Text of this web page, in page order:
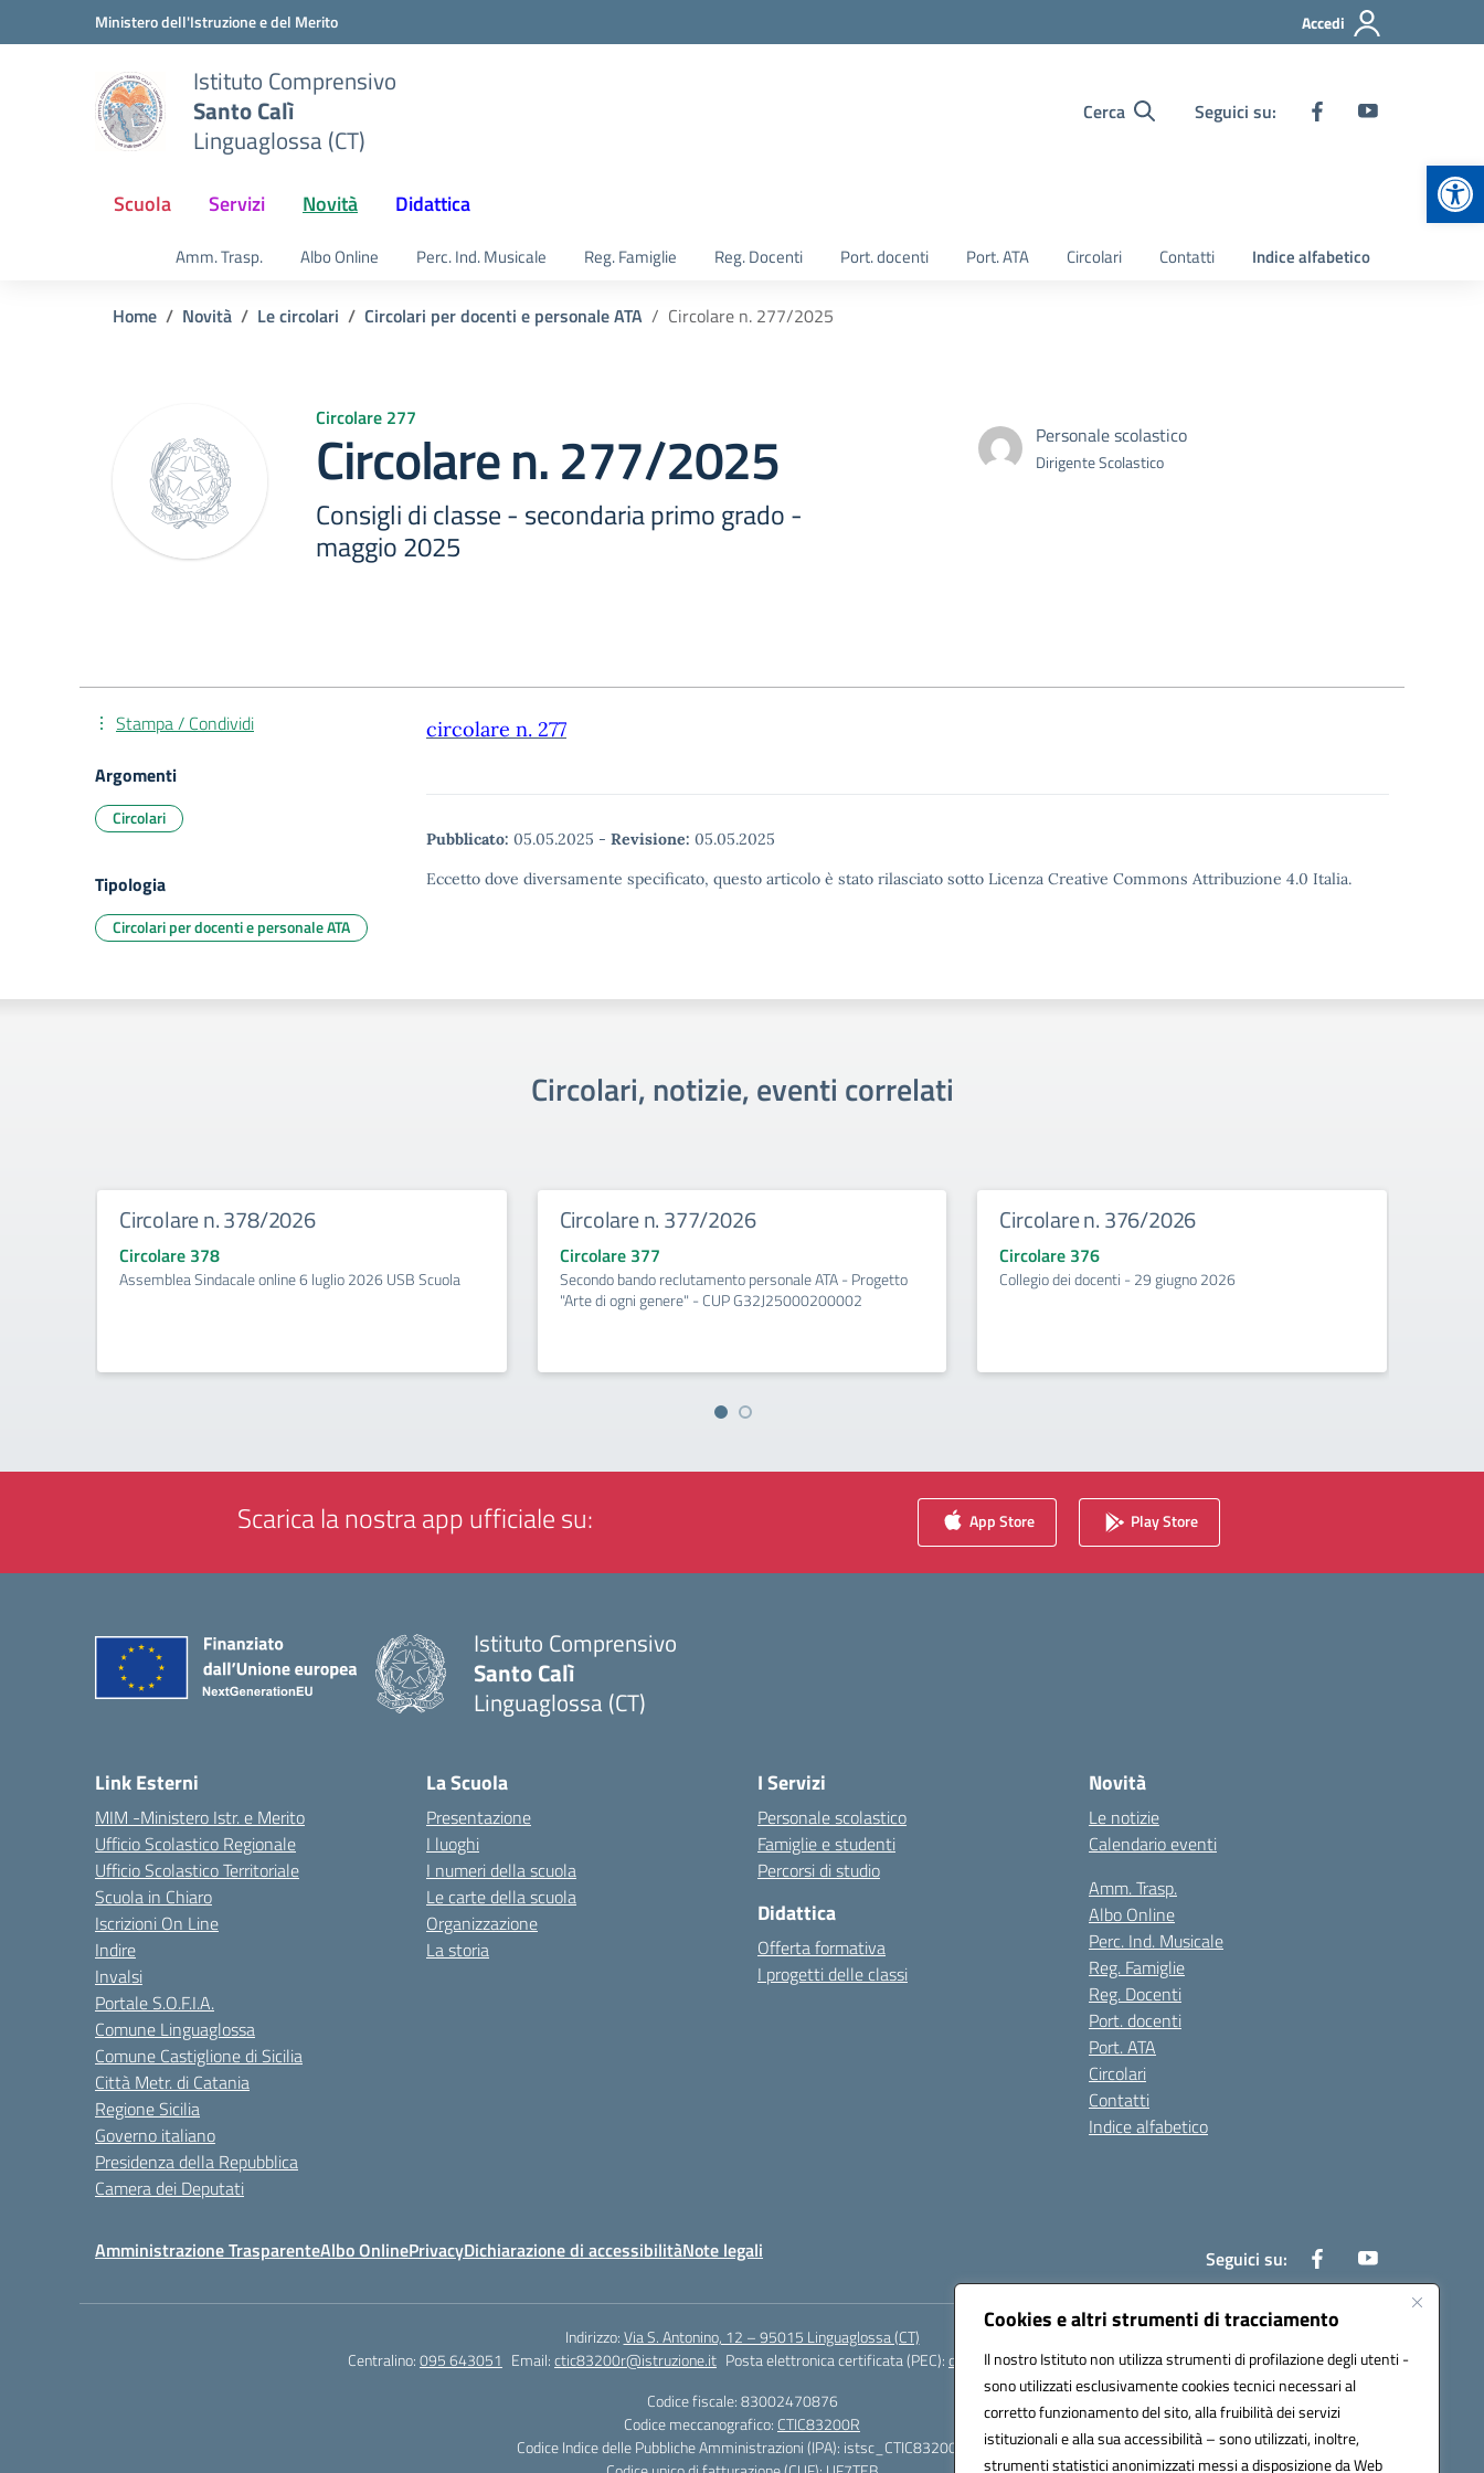
Cookies e altri strumenti di tracciamento
Il nostro Istituto non utilizza strumenti di profilazione degli utenti -
sono utilizzati esclusivamente cookies tecnici necessari al
corretto funzionamento del sito, alla fruibilità dei servizi
istituzionali e alla sua accessibilità – sono utilizzati, inoltre,
strumenti statistici anonimizzati messi a disposizione da Web
Vai ai contenuti
Vai al menu di navigazioneMinistero dell'Istruzione e del Merito Accedi
Istituto Comprensivo
Santo Calì
Linguaglossa (CT)
Cerca Seguici su:
Scuola Servizi Novità Didattica
Amm. Trasp. Albo Online Perc. Ind. Musicale Reg. Famiglie Reg. Docenti Port. docenti Port. ATA Circolari Contatti Indice alfabetico
Home Novità Le circolari Circolari per docenti e personale ATA Circolare n. 277/2025
Circolare 277
Circolare n. 277/2025
Consigli di classe - secondaria primo grado -
maggio 2025
Personale scolastico
Dirigente Scolastico
circolare n. 277
Pubblicato: 05.05.2025 - Revisione: 05.05.2025
Eccetto dove diversamente specificato, questo articolo è stato rilasciato sotto Licenza Creative Commons Attribuzione 4.0 Italia.
Stampa / Condividi
Argomenti
Circolari
Tipologia
Circolari per docenti e personale ATA
Circolari, notizie, eventi correlati
Circolare n. 378/2026
Circolare 378
Assemblea Sindacale online 6 luglio 2026 USB Scuola
Circolare n. 377/2026
Circolare 377
Secondo bando reclutamento personale ATA - Progetto
"Arte di ogni genere" - CUP G32J25000200002
Circolare n. 376/2026
Circolare 376
Collegio dei docenti - 29 giugno 2026
Scarica la nostra app ufficiale su: App Store Play Store
Istituto Comprensivo
Santo Calì
Linguaglossa (CT)
Link Esterni
MIM -Ministero Istr. e Merito
Ufficio Scolastico Regionale
Ufficio Scolastico Territoriale
Scuola in Chiaro
Iscrizioni On Line
Indire
Invalsi
Portale S.O.F.I.A.
Comune Linguaglossa
Comune Castiglione di Sicilia
Città Metr. di Catania
Regione Sicilia
Governo italiano
Presidenza della Repubblica
Camera dei Deputati
La Scuola
Presentazione
I luoghi
I numeri della scuola
Le carte della scuola
Organizzazione
La storia
I Servizi
Personale scolastico
Famiglie e studenti
Percorsi di studio
Didattica
Offerta formativa
I progetti delle classi
Novità
Le notizie
Calendario eventi
Amm. Trasp.
Albo Online
Perc. Ind. Musicale
Reg. Famiglie
Reg. Docenti
Port. docenti
Port. ATA
Circolari
Contatti
Indice alfabetico
Amministrazione TrasparenteAlbo OnlinePrivacyDichiarazione di accessibilitàNote legali Seguici su:
Indirizzo:Via S. Antonino, 12 – 95015 Linguaglossa (CT)
Centralino:095 643051 Email:ctic83200r@istruzione.it Posta elettronica certificata (PEC):ctic83200r@pec.istruzione.it
Codice fiscale: 83002470876
Codice meccanografico: CTIC83200R
Codice Indice delle Pubbliche Amministrazioni (IPA): istsc_CTIC83200R